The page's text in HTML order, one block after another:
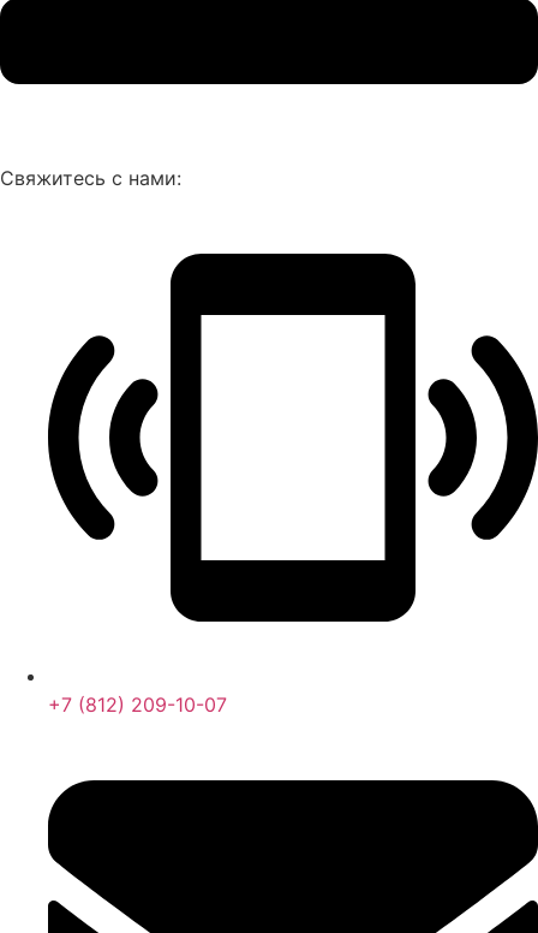
Свяжитесь с нами:
+7 (812) 209-10-07